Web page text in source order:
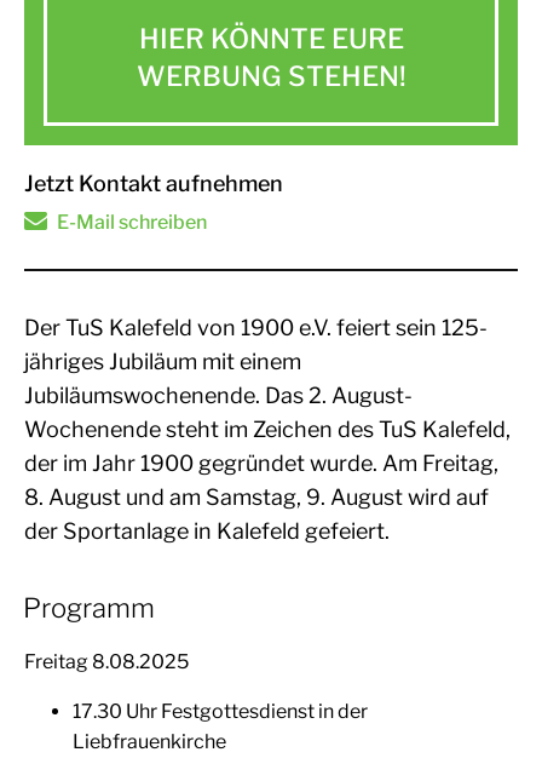
HIER KÖNNTE EURE
WERBUNG STEHEN!
Jetzt Kontakt aufnehmen
E-Mail schreiben
Der TuS Kalefeld von 1900 e.V. feiert sein 125-
jähriges Jubiläum mit einem
Jubiläumswochenende. Das 2. August-
Wochenende steht im Zeichen des TuS Kalefeld,
der im Jahr 1900 gegründet wurde. Am Freitag,
8. August und am Samstag, 9. August wird auf
der Sportanlage in Kalefeld gefeiert.
Programm
Freitag 8.08.2025
17.30 Uhr Festgottesdienst in der
Liebfrauenkirche